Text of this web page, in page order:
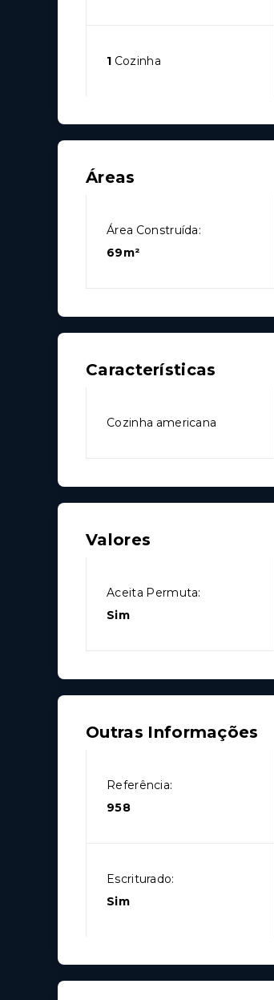
1 Cozinha
Áreas
Área Construída:
69m²
Características
Cozinha americana
Valores
Aceita Permuta:
Sim
Outras Informações
Referência:
958
Escriturado:
Sim